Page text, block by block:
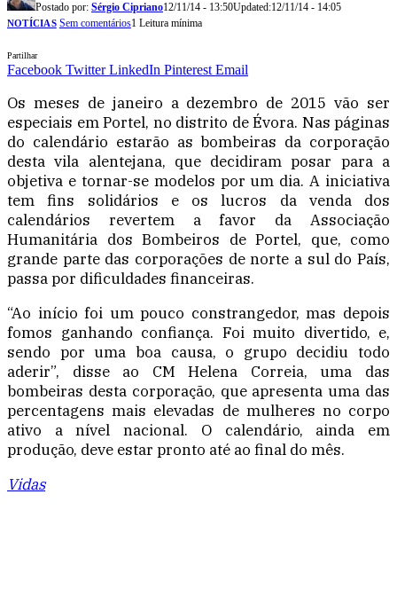
Postado por: Sérgio Cipriano12/11/14 - 13:50Updated:12/11/14 - 14:05
NOTÍCIAS Sem comentários1 Leitura mínima
Partilhar
Facebook Twitter LinkedIn Pinterest Email
Os meses de janeiro a dezembro de 2015 vão ser
especiais em Portel, no distrito de Évora. Nas páginas
do calendário estarão as bombeiras da corporação
desta vila alentejana, que decidiram posar para a
objetiva e tornar-se modelos por um dia. A iniciativa
tem fins solidários e os lucros da venda dos
calendários revertem a favor da Associação
Humanitária dos Bombeiros de Portel, que, como
grande parte das corporações de norte a sul do País,
passa por dificuldades financeiras.
“Ao início foi um pouco constrangedor, mas depois
fomos ganhando confiança. Foi muito divertido, e,
sendo por uma boa causa, o grupo decidiu todo
aderir”, disse ao CM Helena Correia, uma das
bombeiras desta corporação, que apresenta uma das
percentagens mais elevadas de mulheres no corpo
ativo a nível nacional. O calendário, ainda em
produção, deve estar pronto até ao final do mês.
Vidas